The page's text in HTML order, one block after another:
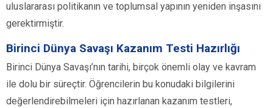
uluslararası politikanın ve toplumsal yapının yeniden inşasını
gerektirmiştir.
Birinci Dünya Savaşı Kazanım Testi Hazırlığı
Birinci Dünya Savaşı’nın tarihi, birçok önemli olay ve kavram
ile dolu bir süreçtir. Öğrencilerin bu konudaki bilgilerini
değerlendirebilmeleri için hazırlanan kazanım testleri,